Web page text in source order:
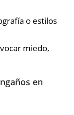
o estilos
miedo,
en